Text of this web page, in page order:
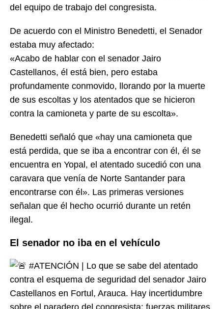
del equipo de trabajo del congresista.
De acuerdo con el Ministro Benedetti, el Senador
estaba muy afectado:
«Acabo de hablar con el senador Jairo
Castellanos, él está bien, pero estaba
profundamente conmovido, llorando por la muerte
de sus escoltas y los atentados que se hicieron
contra la camioneta y parte de su escolta».
Benedetti señaló que «hay una camioneta que
está perdida, que se iba a encontrar con él, él se
encuentra en Yopal, el atentado sucedió con una
caravara que venía de Norte Santander para
encontrarse con él». Las primeras versiones
señalan que él hecho ocurrió durante un retén
ilegal.
El senador no iba en el vehículo